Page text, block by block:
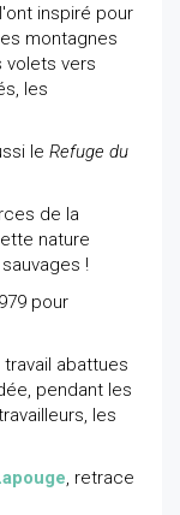
inspiré pour
montagnes
volets vers
les
le Refuge du
de la
nature
!
pour
abattues
pendant les
les
, retrace